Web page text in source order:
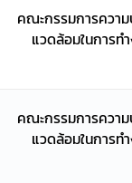
คณะกรรมการควา
แวดล้อมในการท
คณะกรรมการควา
แวดล้อมในการท